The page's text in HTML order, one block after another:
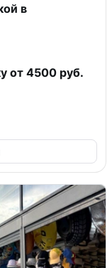
в
от 4500 руб.